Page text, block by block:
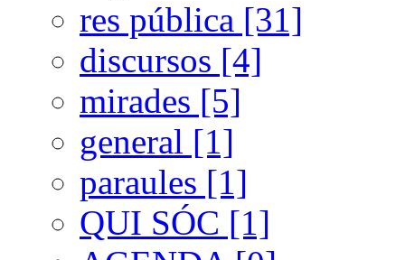
res pública [31]
discursos [4]
mirades [5]
general [1]
paraules [1]
QUI SÓC [1]